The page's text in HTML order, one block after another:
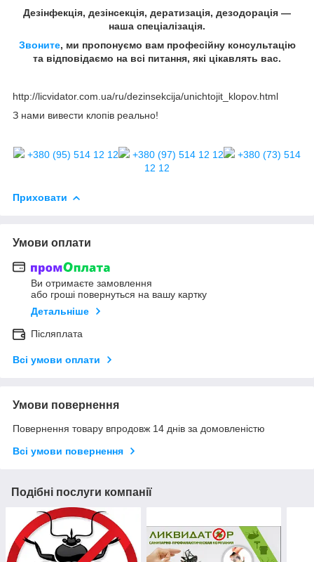
Дезінфекція, дезінсекція, дератизація, дезодорація —
наша спеціалізація.
Звоните, ми пропонуємо вам професійну консультацію
та відповідаємо на всі питання, які цікавлять вас.
http://licvidator.com.ua/ru/dezinsekcija/unichtojit_klopov.html
З нами вивести клопів реально!
+380 (95) 514 12 12 +380 (97) 514 12 12
+380 (73) 514
12 12
Приховати
Умови оплати
Ви отримаєте замовлення
або гроші повернуться на вашу картку
Детальніше
Післяплата
Всі умови оплати
Умови повернення
Повернення товару впродовж 14 днів за домовленістю
Всі умови повернення
Подібні послуги компанії